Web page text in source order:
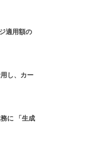
適用額の
し、カー
に 「生成